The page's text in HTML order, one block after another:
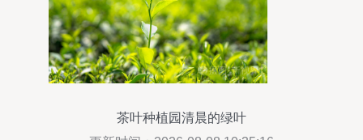
茶叶种植园清晨的绿叶